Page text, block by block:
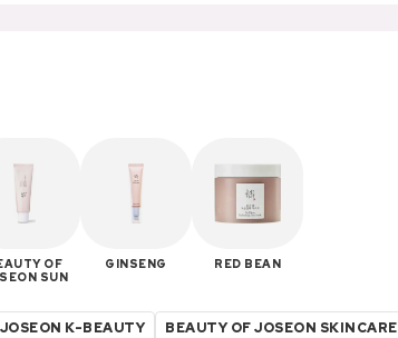
OF
SUN
GINSENG RED BEAN
K-BEAUTY BEAUTY OF JOSEON SKINCARE